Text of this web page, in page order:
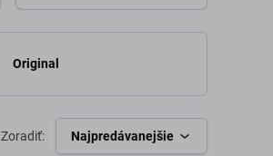
Do košíka
Original
Zoradiť: Najpredávanejšie